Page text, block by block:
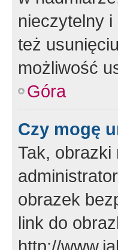
nieczytelny
też
możliwość
Góra
Czy mogę
Tak, obrazki
obrazek
link do